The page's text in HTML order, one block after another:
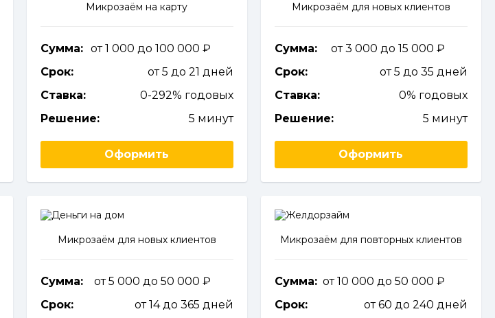
Микрозаём на карту
Сумма: от 1 000 до 100 000
Срок:
от 5 до 21 дней
Ставка:
0-292% годовых
Решение:
5 минут
Оформить
Микрозаём для новых клиентов
Сумма:
от 3 000 до 15 000
Срок:
от 5 до 35 дней
Ставка:
0% годовых
Решение:
5 минут
Оформить
Микрозаём для новых клиентов
Сумма:
от 5 000 до 50 000
Срок:
от 14 до 365 дней
Микрозаём для повторных клиентов
Сумма: от 10 000 до 50 000
Срок:
от 60 до 240 дней